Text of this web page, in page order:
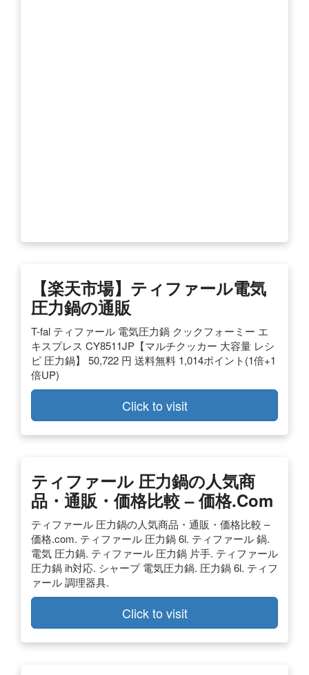
【楽天市場】ティファール電気
圧力鍋の通販
T-fal ティファール 電気圧力鍋 クックフォーミー エ
キスプレス CY8511JP【マルチクッカー 大容量 レシ
ピ 圧力鍋】 50,722 円 送料無料 1,014ポイント(1倍+1
倍UP)
Click to visit
ティファール 圧力鍋の人気商
品・通販・価格比較 – 価格.com
ティファール 圧力鍋の人気商品・通販・価格比較 –
価格.com. ティファール 圧力鍋 6l. ティファール 鍋.
電気 圧力鍋. ティファール 圧力鍋 片手. ティファール
圧力鍋 ih対応. シャープ 電気圧力鍋. 圧力鍋 6l. ティフ
ァール 調理器具.
Click to visit